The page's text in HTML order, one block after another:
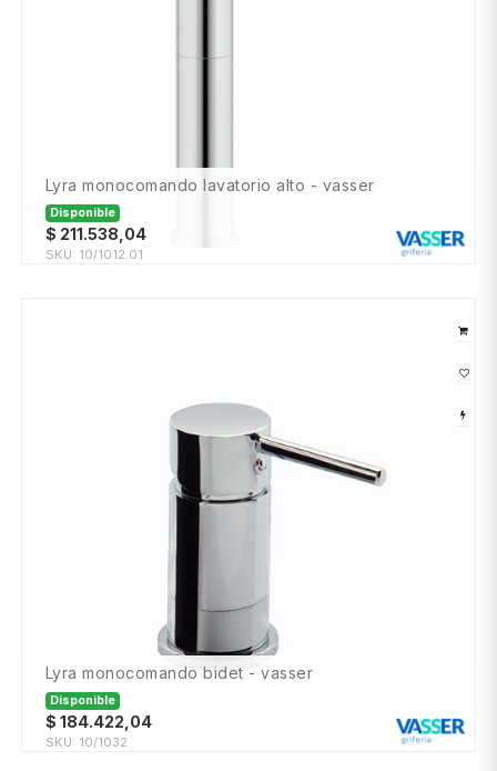
lyra monocomando lavatorio alto - vasser
Disponible
$ 211.538,04
SKU: 10/1012.01
lyra monocomando bidet - vasser
Disponible
$ 184.422,04
SKU: 10/1032